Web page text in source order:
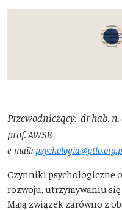
Przewodniczący: dr hab.
prof. AWSB
e-mail:
Czynniki psychologiczne
rozwoju, utrzymywaniu się
Mają związek zarówno z